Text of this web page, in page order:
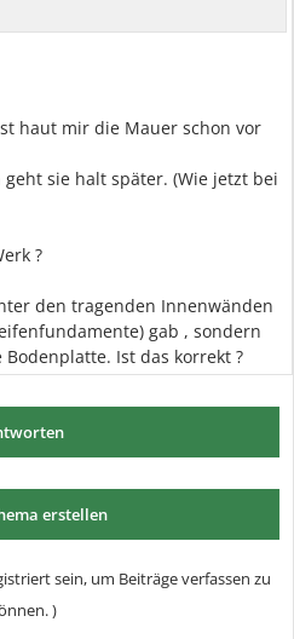
haut mir die Mauer schon vor
sie halt später. (Wie jetzt bei
?
den tragenden Innenwänden
gab , sondern
Ist das korrekt ?
erstellen
sein, um Beiträge verfassen zu
)